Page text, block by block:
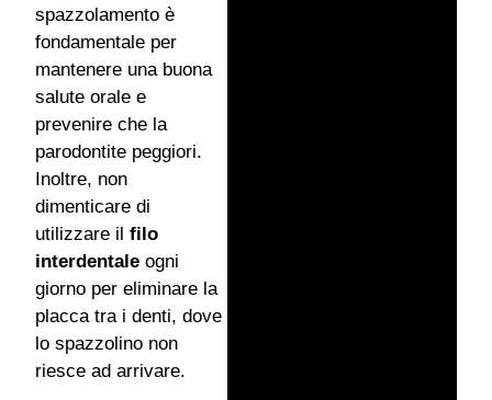
spazzolamento è
fondamentale per
mantenere una buona
salute orale e
prevenire che la
parodontite peggiori.
Inoltre, non
dimenticare di
utilizzare il filo
interdentale ogni
giorno per eliminare la
placca tra i denti, dove
lo spazzolino non
riesce ad arrivare.